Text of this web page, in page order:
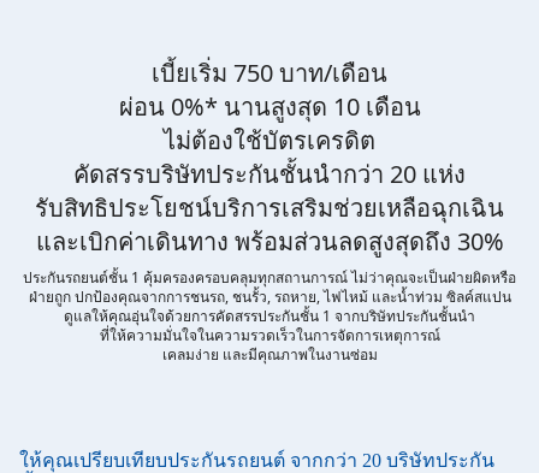
ข่าวสารต่างๆ แจ้งข้อมูลเกี่ยวกับผลิตภัณฑ์ หรือกรมธรรม์ประกันภัย
การใช้ข้อมูลเพื่อพัฒนาผลิตภัณฑ์หรือบริการต่างๆ หรือเพื่อกิจกรรม
อื่นๆ ท่านสามารถอ่านรายละเอียดนโยบายคุ้มครองข้อมูลส่วนบุคคล
และสิทธิของเจ้าของข้อมูลส่วนบุคคลได้ที่เว็บไซต์คำประกาศเกี่ยวกับ
ความเป็นส่วนตัวก่อนให้ความยินยอม ทั้งนี้ ก่อนการแสดงเจตนา
ข้าพเจ้าได้อ่านรายละเอียดจากเอกสารชี้แจงข้อมูล หรือได้รับคำ
อธิบายจากหน่วยงานถึงวัตถุประสงค์ในการเก็บรวบรวม ใช้หรือเปิด
เผยข้อมูลส่วนบุคคล (“ประมวลผลข้อมูลส่วนบุคคล”) และมีความ
เข้าใจดีแล้ว ข้าพเจ้าให้ความยินยอมหรือปฏิเสธไม่ให้ความยินยอมใน
เอกสารนี้ด้วยความสมัครใจ ปราศจากการบังคับหรือชักจูง และ
ข้าพเจ้าทราบว่าข้าพเจ้าสามารถถอนความยินยอมนี้เสียเมื่อใดก็ได้
เว้นแต่ในกรณีมีข้อจำกัดสิทธิตามกฎหมายหรือยังมีสัญญาระหว่าง
ข้าพเจ้ากับสถาบันที่ให้ประโยชน์แก่ข้าพเจ้าอยู่ กรณีที่ข้าพเจ้าประสงค์
จะไม่ให้ความยินยอม ข้าพเจ้าเข้าใจและยอมรับว่า การไม่ให้ความ
ยินยอมจะมีผลทำให้ข้าพเจ้า (เช่น ข้าพเจ้าอาจได้รับความสะดวกใน
การใช้บริการน้อยลง หรือข้าพเจ้าไม่สามารถเข้าถึงฟังก์ชันการใช้งาน
บางอย่างได้ เป็นต้น) และข้าพเจ้าทราบว่าการถอนความยินยอมดัง
เบี้ยเริ่ม 750 บาท/เดือน
ผ่อน 0%* นานสูงสุด 10 เดือน
ไม่ต้องใช้บัตรเครดิต
คัดสรรบริษัทประกันชั้นนำกว่า 20 แห่ง
รับสิทธิประโยชน์บริการเสริมช่วยเหลือฉุกเฉิน
และเบิกค่าเดินทาง พร้อมส่วนลดสูงสุดถึง 30%
ประกันรถยนต์ชั้น 1 คุ้มครองครอบคลุมทุกสถานการณ์ ไม่ว่าคุณจะเป็นฝ่ายผิดหรือ
ฝ่ายถูก ปกป้องคุณจากการชนรถ, ชนรั้ว, รถหาย, ไฟไหม้ และน้ำท่วม ซิลค์สแปน
ดูแลให้คุณอุ่นใจด้วยการคัดสรรประกันชั้น 1 จากบริษัทประกันชั้นนำ
ที่ให้ความมั่นใจในความรวดเร็วในการจัดการเหตุการณ์
เคลมง่าย และมีคุณภาพในงานซ่อม
ให้คุณเปรียบเทียบประกันรถยนต์ จากกว่า 20 บริษัทประกัน